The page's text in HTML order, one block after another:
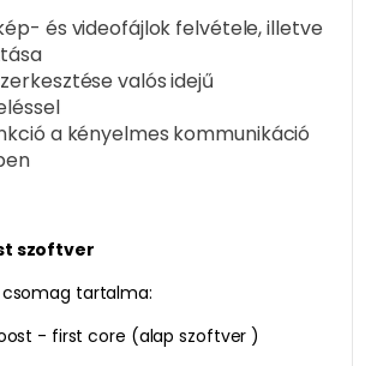
és videofájlok felvétele, illetve
valós idejű
a kényelmes kommunikáció
szoftver
csomag tartalma:
- first core (alap szoftver )